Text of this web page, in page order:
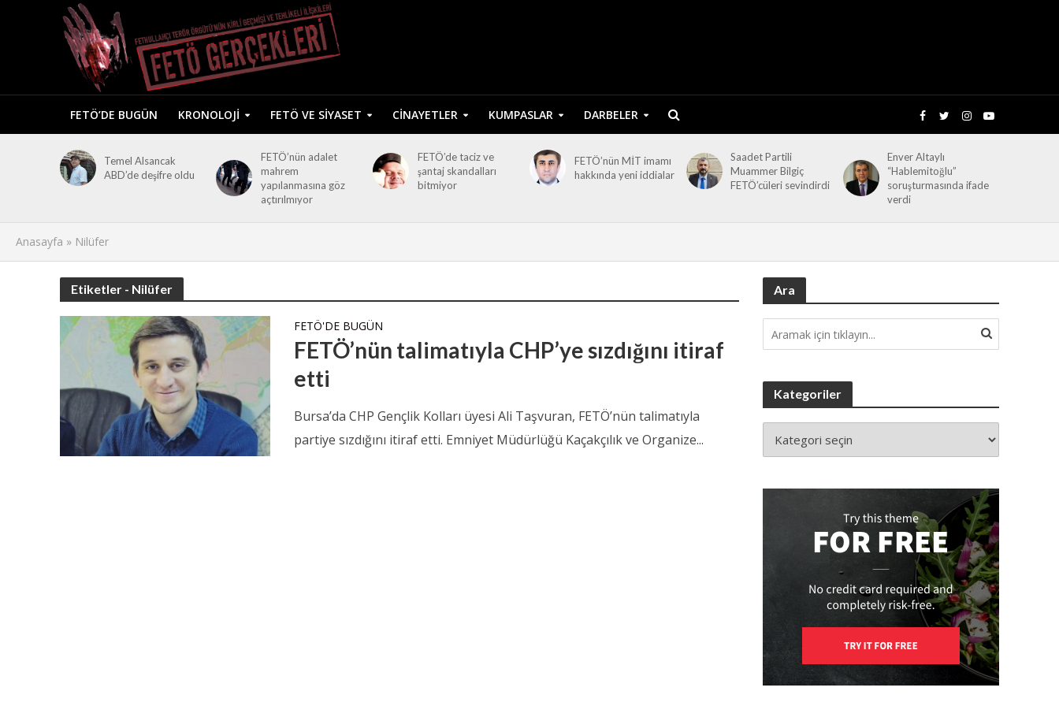
FETÖ’DE BUGÜN KRONOLOJI FETÖ VE SIYASET CINAYETLER KUMPASLAR DARBELER
Temel Alsancak
ABD’de deşifre oldu
FETÖ’nün adalet
mahrem
yapılanmasına göz
açtırılmıyor
FETÖ’de taciz ve
şantaj skandalları
bitmiyor
FETÖ’nün MİT imamı
hakkında yeni iddialar
Saadet Partili
Muammer Bilgiç
FETÖ’cüleri sevindirdi
Enver Altaylı
“Hablemitoğlu”
soruşturmasında ifade
verdi
Anasayfa » Nilüfer
Etiketler - Nilüfer
FETÖ'DE BUGÜN
FETÖ’nün talimatıyla CHP’ye sızdığını itiraf
etti
Bursa’da CHP Gençlik Kolları üyesi Ali Taşvuran, FETÖ’nün talimatıyla
partiye sızdığını itiraf etti. Emniyet Müdürlüğü Kaçakçılık ve Organize...
Ara
Kategoriler